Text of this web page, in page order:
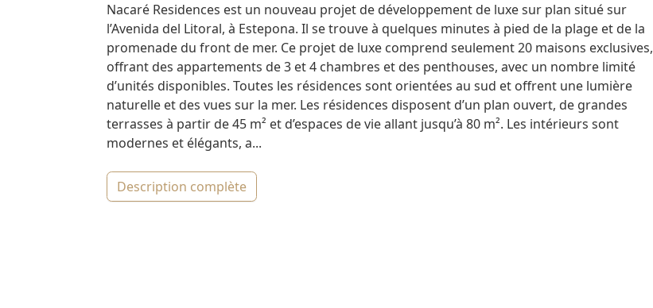
Nacaré Residences est un nouveau projet de développement de luxe sur plan situé sur
l’Avenida del Litoral, à Estepona. Il se trouve à quelques minutes à pied de la plage et de la
promenade du front de mer. Ce projet de luxe comprend seulement 20 maisons exclusives,
offrant des appartements de 3 et 4 chambres et des penthouses, avec un nombre limité
d’unités disponibles. Toutes les résidences sont orientées au sud et offrent une lumière
naturelle et des vues sur la mer. Les résidences disposent d’un plan ouvert, de grandes
terrasses à partir de 45 m² et d’espaces de vie allant jusqu’à 80 m². Les intérieurs sont
modernes et élégants, a...
description complète